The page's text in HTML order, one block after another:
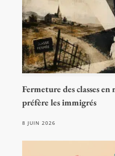
Fermeture des classes
préfère les immigrés
8 JUIN 2026